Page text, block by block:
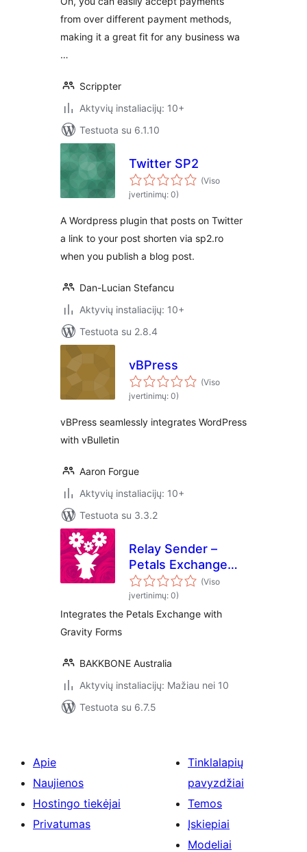
from over different payment methods,
making it a great fit for any business wa
…
Scrippter
Aktyvių instaliacijų: 10+
Testuota su 6.1.10
Twitter SP2
(Viso
įvertinimų: 0)
A Wordpress plugin that posts on Twitter
a link to your post shorten via sp2.ro
when you publish a blog post.
Dan-Lucian Stefancu
Aktyvių instaliacijų: 10+
Testuota su 2.8.4
vBPress
(Viso
įvertinimų: 0)
vBPress seamlessly integrates WordPress
with vBulletin
Aaron Forgue
Aktyvių instaliacijų: 10+
Testuota su 3.3.2
Relay Sender –
Petals Exchange
for Gravity Forms
(Viso
įvertinimų: 0)
Integrates the Petals Exchange with
Gravity Forms
BAKKBONE Australia
Aktyvių instaliacijų: Mažiau nei 10
Testuota su 6.7.5
Apie
Naujienos
Hostingo tiekėjai
Privatumas
Tinklalapių
pavyzdžiai
Temos
Įskiepiai
Modeliai